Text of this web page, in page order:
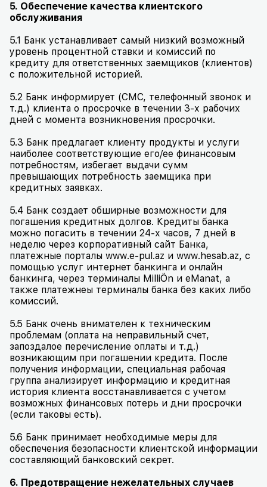
5. Обеспечение качества клиентского
обслуживания
5.1 Банк устанавливает самый низкий возможный
уровень процентной ставки и комиссий по
кредиту для ответственных заемщиков (клиентов)
с положительной историей.
5.2 Банк информирует (СМС, телефонный звонок и
т.д.) клиента о просрочке в течении 3-х рабочих
дней с момента возникновения просрочки.
5.3 Банк предлагает клиенту продукты и услуги
наиболее соответствующие его/ее финансовым
потребностям, избегает выдачи сумм
превышающих потребность заемщика при
кредитных заявках.
5.4 Банк создает обширные возможности для
погашения кредитных долгов. Кредиты банка
можно погасить в течении 24-х часов, 7 дней в
неделю через корпоративный сайт Банка,
платежные порталы www.e-pul.az и www.hesab.az, с
помощью услуг интернет банкинга и онлайн
банкинга, через терминалы MilliÖn и eManat, а
также платежнеы терминалы банка без каких либо
комиссий.
5.5 Банк очень внимателен к техническим
проблемам (оплата на неправильный счет,
запоздалое перечисление оплаты и т.д.)
возникающим при погашении кредита. После
получения информации, специальная рабочая
группа анализирует информацию и кредитная
история клиента восстанавливается с учетом
возможных финансовых потерь и дни просрочки
(если таковы есть).
5.6 Банк принимает необходимые меры для
обеспечения безопасности клиентской информации
составляющий банковский секрет.
6. Предотвращение нежелательных случаев